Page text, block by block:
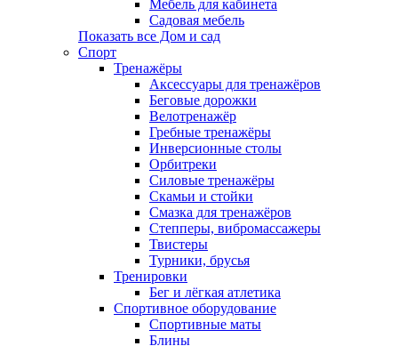
Мебель для кабинета
Садовая мебель
Показать все Дом и сад
Спорт
Тренажёры
Аксессуары для тренажёров
Беговые дорожки
Велотренажёр
Гребные тренажёры
Инверсионные столы
Орбитреки
Силовые тренажёры
Скамьи и стойки
Смазка для тренажёров
Степперы, вибромассажеры
Твистеры
Турники, брусья
Тренировки
Бег и лёгкая атлетика
Спортивное оборудование
Спортивные маты
Блины